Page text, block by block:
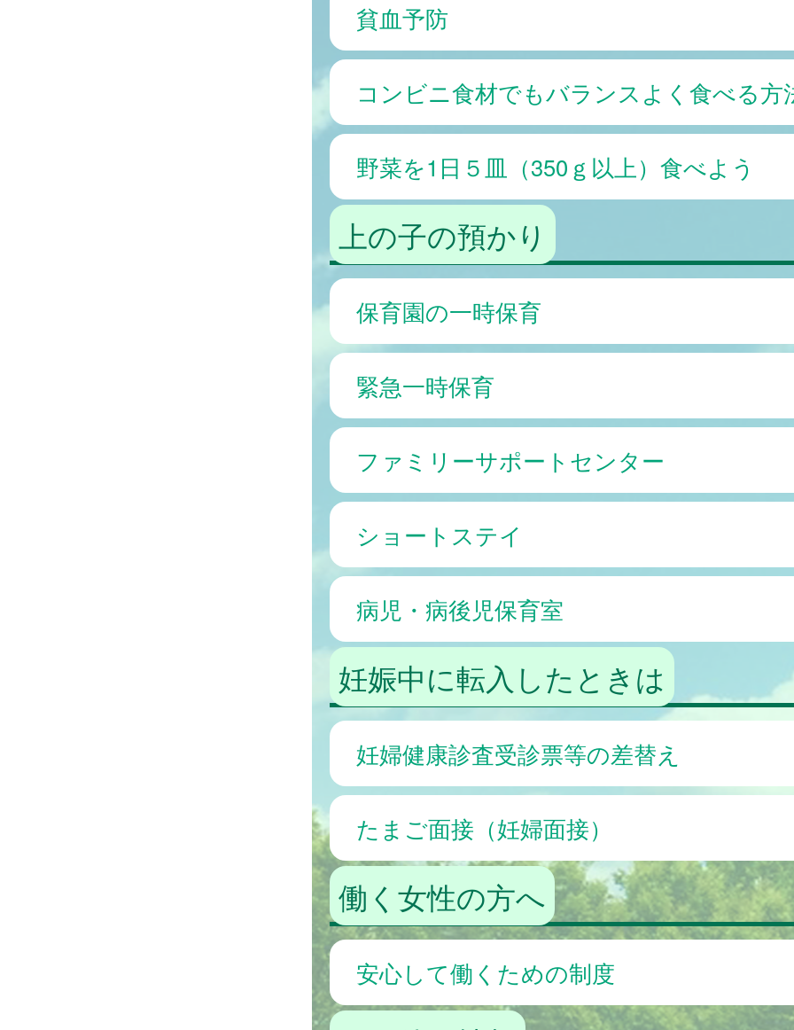
貧血予防
コンビニ食材でもバランスよく食べる方
野菜を1日５皿（350ｇ以上）食べよう
上の子の預かり
保育園の一時保育
緊急一時保育
ファミリーサポートセンター
ショートステイ
病児・病後児保育室
妊娠中に転入したときは
妊婦健康診査受診票等の差替え
たまご面接（妊婦面接）
働く女性の方へ
安心して働くための制度